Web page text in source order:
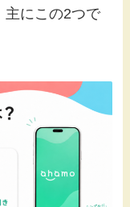
主にこの2つで